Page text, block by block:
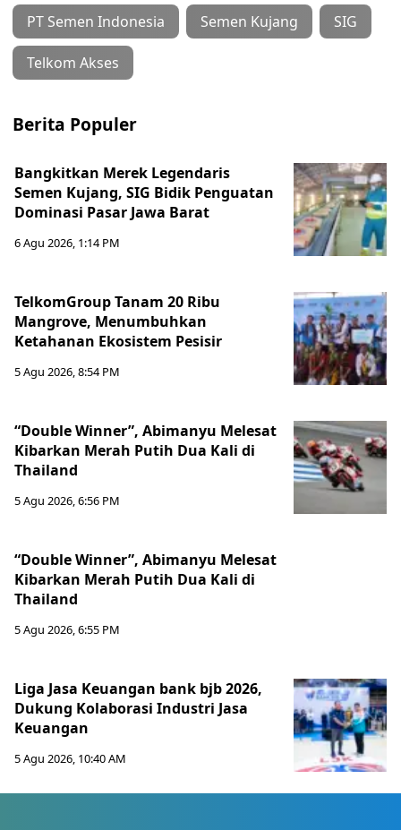
PT Semen Indonesia Semen Kujang SIG
Telkom Akses
Berita Populer
Bangkitkan Merek Legendaris
Semen Kujang, SIG Bidik Penguatan
Dominasi Pasar Jawa Barat
6 Agu 2026, 1:14 PM
TelkomGroup Tanam 20 Ribu
Mangrove, Menumbuhkan
Ketahanan Ekosistem Pesisir
5 Agu 2026, 8:54 PM
“Double Winner”, Abimanyu Melesat
Kibarkan Merah Putih Dua Kali di
Thailand
5 Agu 2026, 6:56 PM
“Double Winner”, Abimanyu Melesat
Kibarkan Merah Putih Dua Kali di
Thailand
5 Agu 2026, 6:55 PM
Liga Jasa Keuangan bank bjb 2026,
Dukung Kolaborasi Industri Jasa
Keuangan
5 Agu 2026, 10:40 AM